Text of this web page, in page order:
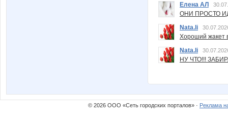
Елена АЛ
ОНИ ПРОСТО
Nata.li
Хороший жакет
Nata.li
НУ ЧТО!!!
© 2026 ООО «Сеть городских порталов» · Реклама